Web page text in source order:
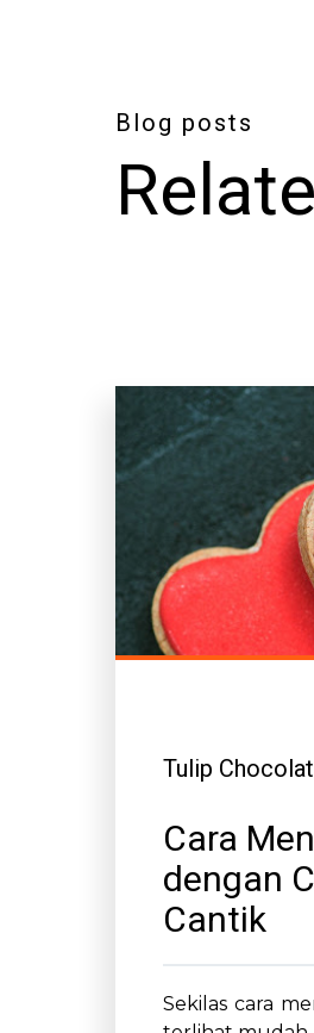
Blog posts
Tulip
Cara
dengan
Cantik
Sekilas cara